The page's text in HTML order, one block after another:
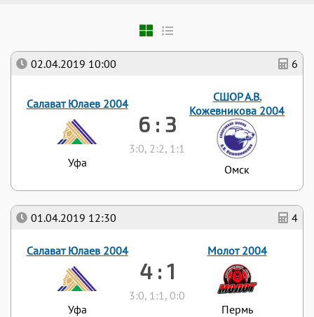
01.04.2019 12:30 4
Салават Юлаев 2004
Уфа
4 : 1
3:0, 1:1, 0:0
Молот 2004
Пермь
02.04.2019 10:00 6
Салават Юлаев 2004
Уфа
6 : 3
3:0, 2:2, 1:1
СШОР А.В.
Кожевникова 2004
Омск